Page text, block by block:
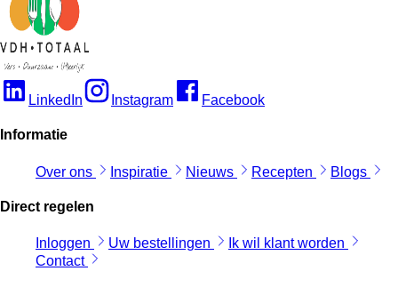
LinkedIn Instagram Facebook
Informatie
Over ons Inspiratie Nieuws Recepten Blogs
Direct regelen
Inloggen Uw bestellingen
Ik wil klant worden
Contact